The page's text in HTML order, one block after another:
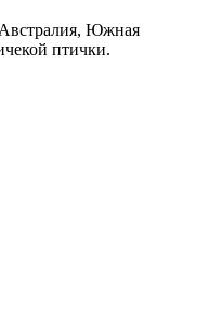
Австралия, Южная
птички.